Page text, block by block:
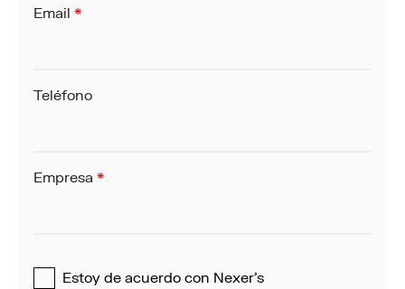
Email *
Teléfono
Empresa *
Estoy de acuerdo con Nexer’s